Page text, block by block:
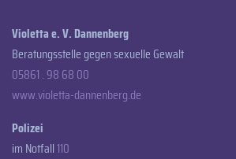
Violetta e. V. Dannenberg
Beratungsstelle gegen sexuelle Gewalt
05861 . 98 68 00
www.violetta-dannenberg.de
Polizei
im Notfall110